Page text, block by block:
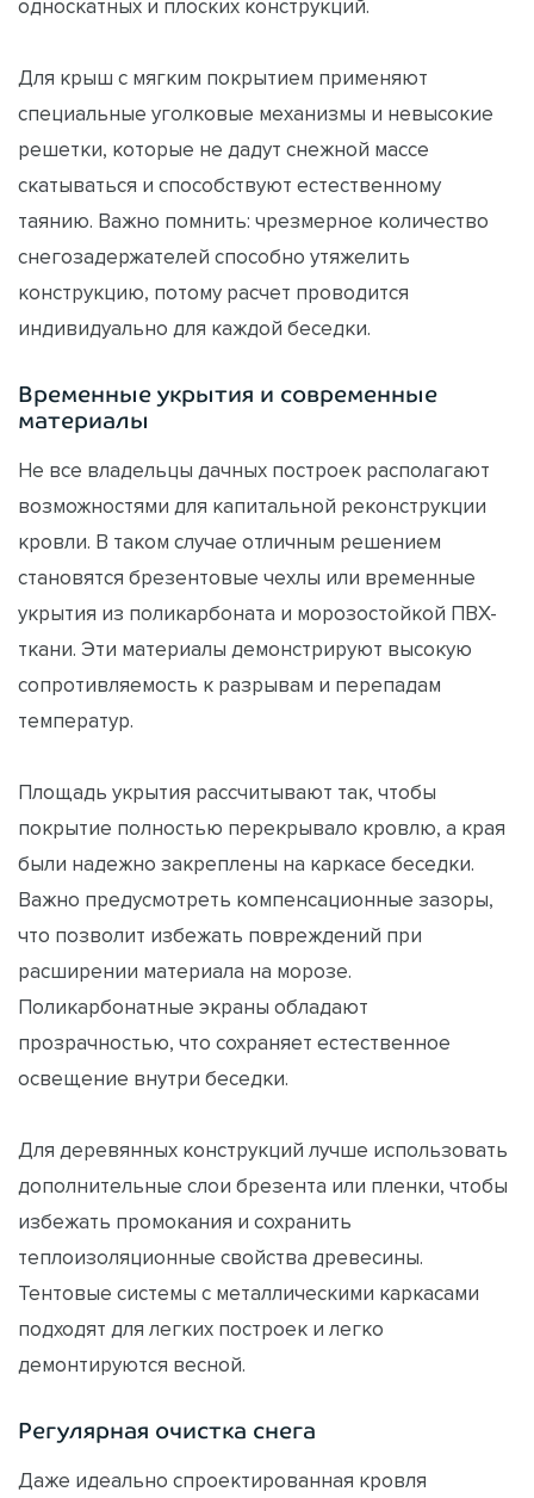
односкатных и плоских конструкций.
Для крыш с мягким покрытием применяют
специальные уголковые механизмы и невысокие
решетки, которые не дадут снежной массе
скатываться и способствуют естественному
таянию. Важно помнить: чрезмерное количество
снегозадержателей способно утяжелить
конструкцию, потому расчет проводится
индивидуально для каждой беседки.
Временные укрытия и современные
материалы
Не все владельцы дачных построек располагают
возможностями для капитальной реконструкции
кровли. В таком случае отличным решением
становятся брезентовые чехлы или временные
укрытия из поликарбоната и морозостойкой ПВХ-
ткани. Эти материалы демонстрируют высокую
сопротивляемость к разрывам и перепадам
температур.
Площадь укрытия рассчитывают так, чтобы
покрытие полностью перекрывало кровлю, а края
были надежно закреплены на каркасе беседки.
Важно предусмотреть компенсационные зазоры,
что позволит избежать повреждений при
расширении материала на морозе.
Поликарбонатные экраны обладают
прозрачностью, что сохраняет естественное
освещение внутри беседки.
Для деревянных конструкций лучше использовать
дополнительные слои брезента или пленки, чтобы
избежать промокания и сохранить
теплоизоляционные свойства древесины.
Тентовые системы с металлическими каркасами
подходят для легких построек и легко
демонтируются весной.
Регулярная очистка снега
Даже идеально спроектированная кровля